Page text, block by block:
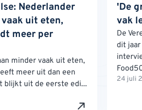
Nederlander
uit eten,
meer per
minder vaak uit eten,
meer uit dan een
blijkt uit de eerste edi...
'De
vak
De
dit
24 juli